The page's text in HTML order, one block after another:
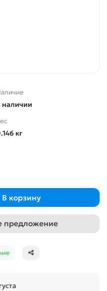
наличии
кг
В корзину
предложение